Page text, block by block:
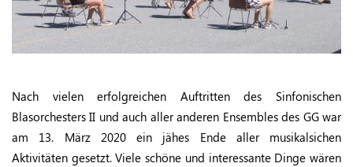
Nach vielen erfolgreichen Auftritten des Sinfonischen
Blasorchesters II und auch aller anderen Ensembles des GG war
am 13. März 2020 ein jähes Ende aller musikalsichen
Aktivitäten gesetzt. Viele schöne und interessante Dinge wären